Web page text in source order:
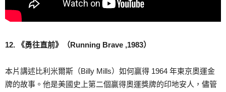
12. 《勇往直前》（Running Brave ,1983）
本片講述比利米爾斯（Billy Mills）如何贏得 1964 年東京奧運金
牌的故事。他是美國史上第二個贏得奧運獎牌的印地安人，儘管